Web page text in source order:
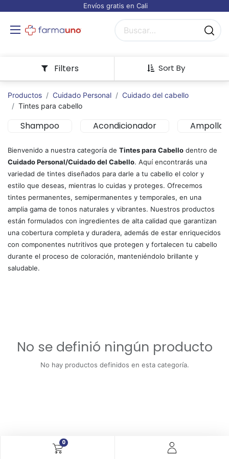
0
Envíos gratis en Cali
Sort By
Filters
Productos Cuidado Personal
Cuidado del cabello
Tintes para cabello
Shampoo Acondicionador Ampollas
Bienvenido a nuestra categoría de Tintes para Cabello dentro de
Cuidado Personal/Cuidado del Cabello. Aquí encontrarás una
variedad de tintes diseñados para darle a tu cabello el color y
estilo que deseas, mientras lo cuidas y proteges. Ofrecemos
tintes permanentes, semipermanentes y temporales, en una
amplia gama de tonos naturales y vibrantes. Nuestros productos
están formulados con ingredientes de alta calidad que garantizan
una cobertura completa y duradera, además de estar enriquecidos
con componentes nutritivos que protegen y fortalecen tu cabello
durante el proceso de coloración, manteniéndolo brillante y
saludable.
No se definió ningún producto
No hay productos definidos en esta categoría.